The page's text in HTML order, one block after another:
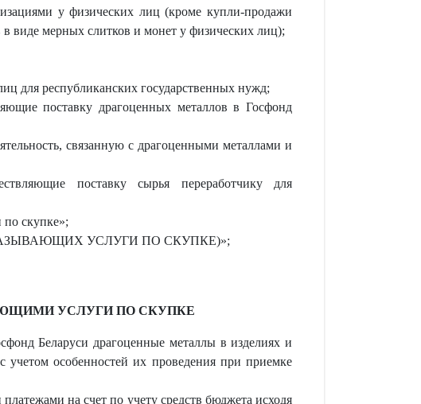
у физических лиц (кроме купли-продажи
виде мерных слитков и монет у физических лиц);
для республиканских государственных нужд;
поставку драгоценных металлов в Госфонд
связанную с драгоценными металлами и
поставку сырья переработчику для
по скупке»;
УСЛУГИ ПО СКУПКЕ)»;
УСЛУГИ ПО СКУПКЕ
Беларуси драгоценные металлы в изделиях и
особенностей их проведения при приемке
на счет по учету средств бюджета исходя